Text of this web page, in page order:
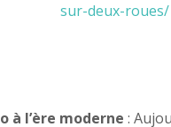
sur-deux-roues/
à l’ère moderne :